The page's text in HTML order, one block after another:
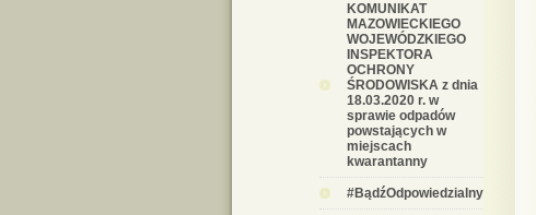
KOMUNIKAT
MAZOWIECKIEGO
WOJEWÓDZKIEGO
INSPEKTORA
OCHRONY
ŚRODOWISKA z dnia
18.03.2020 r. w
sprawie odpadów
powstających w
miejscach
kwarantanny
#BądźOdpowiedzialny